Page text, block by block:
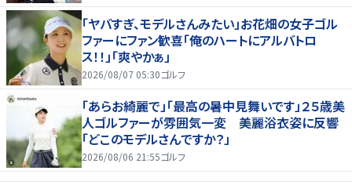
「ヤバすぎ、モデルさんみたい」お花畑の女子ゴル
ファーにファン歓喜「俺のハートにアルバトロ
ス！！」「爽やかぁ」
2026/08/07 05:30ゴルフ
「あらお綺麗で」「最高の暑中見舞いです」２５歳美
人ゴルファーが雰囲気一変 美麗浴衣姿に反響
「どこのモデルさんですか？」
2026/08/06 21:55ゴルフ